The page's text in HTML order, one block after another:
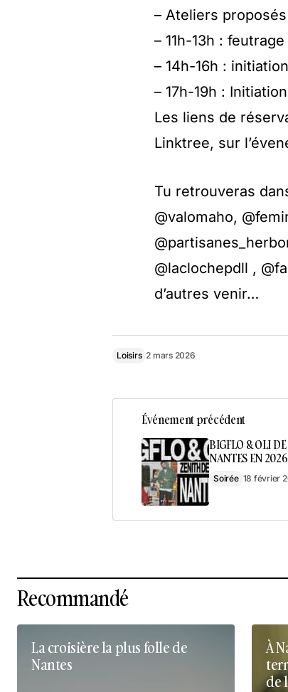
– Ateliers
– 11h-13h : feutrage
– 14h-16h :
– 17h-19h :
Les liens de
Linktree, sur
Tu retrouveras
@valomaho,
@laclochepdll ,
d’autres venir…
Loisirs 2 mars 2026
Événement précédent
BIGFLO & OLI
NANTES EN 2026
Soirée 18 février
Recommandé
La croisière la plus folle de
Nantes
À
de